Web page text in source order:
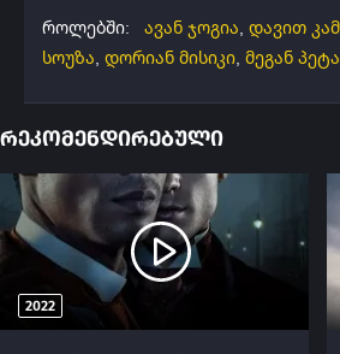
როლებში:
ავან ჯოგია, დავით
სოუზა, დორიან მისიკი, მეგან
რეკომენდირებული
2022